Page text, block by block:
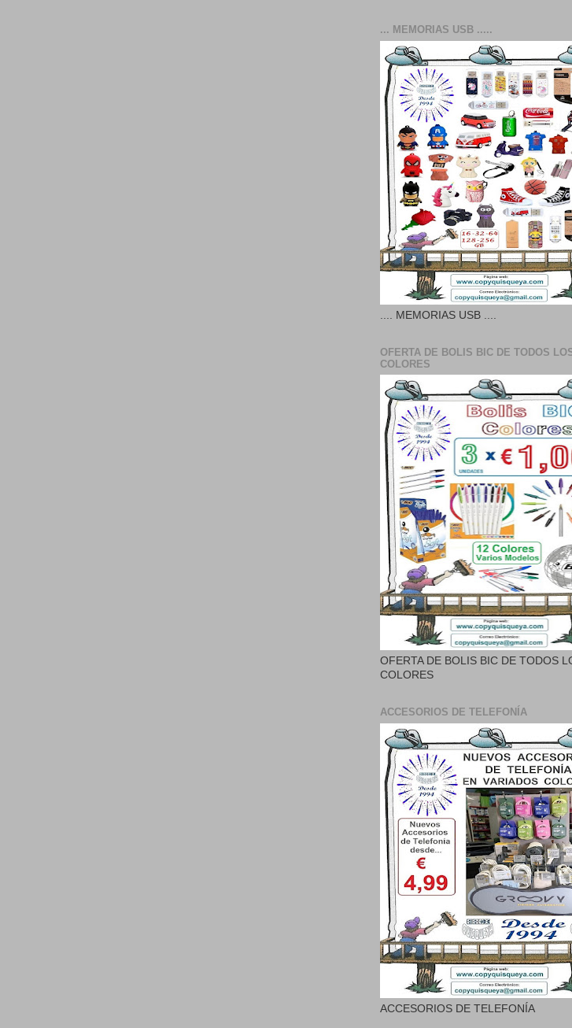
... MEMORIAS USB .....
.... MEMORIAS USB ....
OFERTA DE BOLIS BIC DE TODOS
COLORES
OFERTA DE BOLIS BIC DE TODOS
COLORES
ACCESORIOS DE TELEFONÍA
ACCESORIOS DE TELEFONÍA